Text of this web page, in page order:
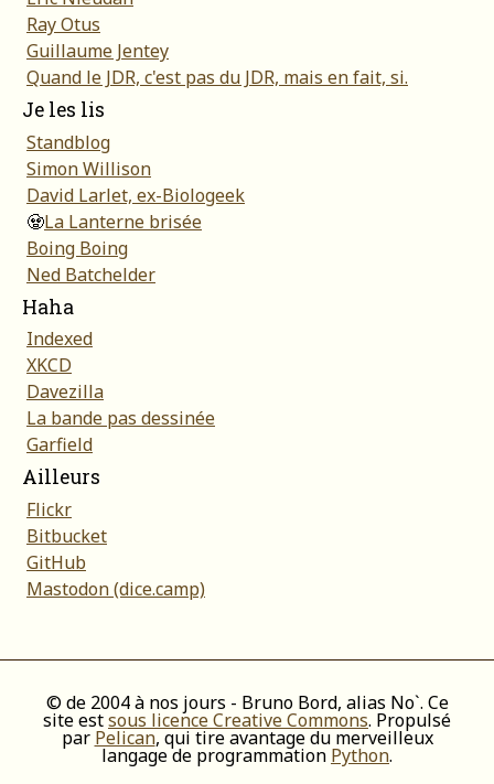
Ray Otus
Guillaume Jentey
Quand le JDR, c'est pas du JDR, mais en fait, si.
Je les lis
Standblog
Simon Willison
David Larlet, ex-Biologeek
🧟La Lanterne brisée
Boing Boing
Ned Batchelder
Haha
Indexed
XKCD
Davezilla
La bande pas dessinée
Garfield
Ailleurs
Flickr
Bitbucket
GitHub
Mastodon (dice.camp)
© de 2004 à nos jours - Bruno Bord, alias No`. Ce
site estsous licence Creative Commons. Propulsé
par Pelican, qui tire avantage du merveilleux
langage de programmation Python.